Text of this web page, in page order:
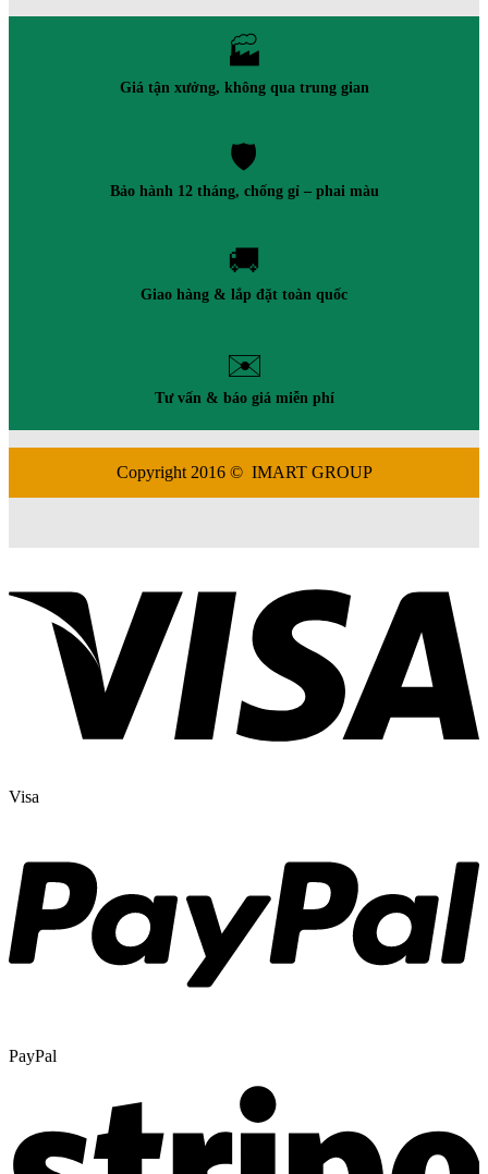
🏭
Giá tận xưởng, không qua trung gian
🛡️
Bảo hành 12 tháng, chống gỉ – phai màu
🚚
Giao hàng & lắp đặt toàn quốc
✉️
Tư vấn & báo giá miễn phí
Copyright 2016 © IMART GROUP
Visa
PayPal